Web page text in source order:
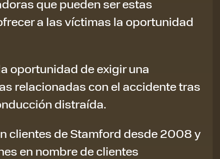
que pueden ser estas
a las víctimas la oportunidad
oportunidad de exigir una
relacionadas con el accidente tras
distraída.
clientes de Stamford desde 2008 y
en nombre de clientes